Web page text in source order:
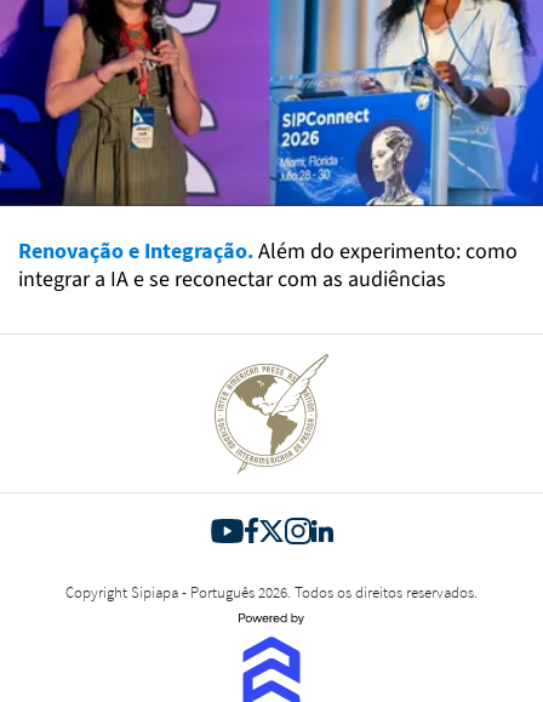
Renovação e Integração.Além do experimento: como
integrar a IA e se reconectar com as audiências
Copyright Sipiapa - Português 2026. Todos os direitos reservados.